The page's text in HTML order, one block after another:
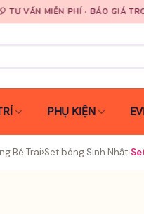
· BÁO GIÁ TRONG5 PHÚT✦
PHỤ KIỆN
Bé Trai›Set bóng Sinh Nhật